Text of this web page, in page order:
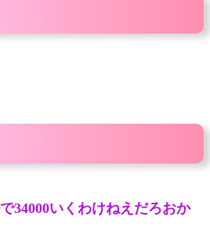
34000いくわけねえだろおか